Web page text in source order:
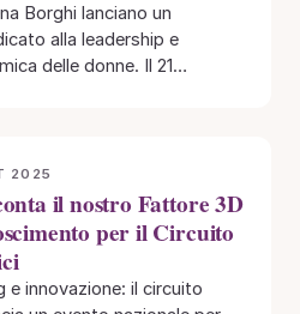
Borghi lanciano un
alla leadership e
delle donne. Il 21
2025
il nostro Fattore 3D
per il Circuito
e innovazione: il circuito